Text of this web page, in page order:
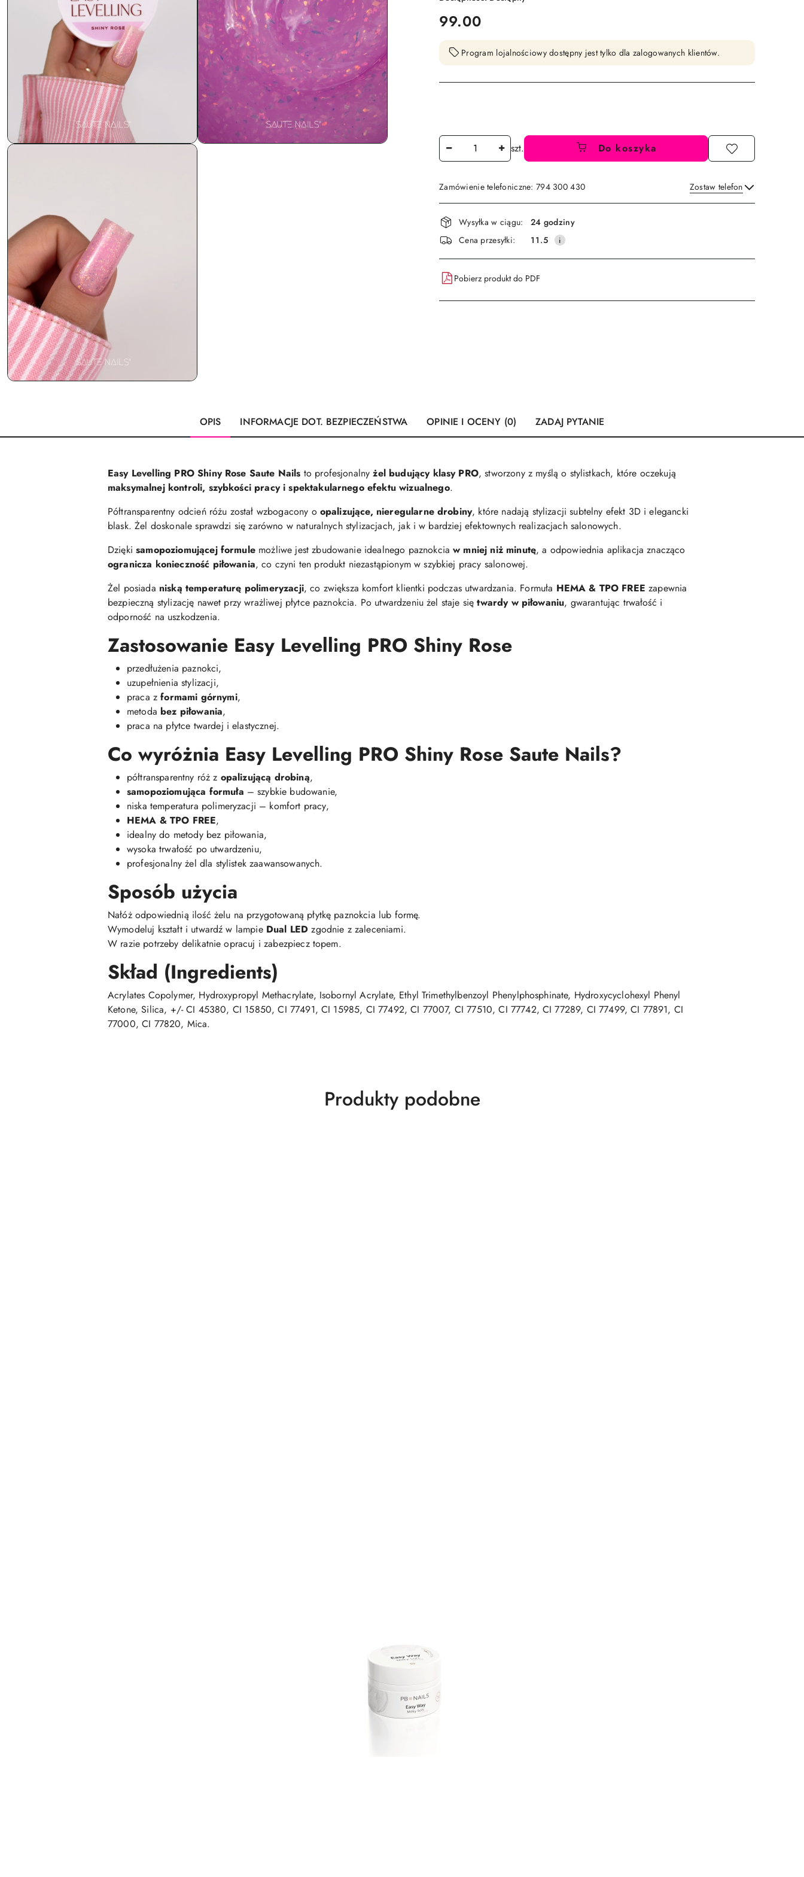
cena:
99.00
Program lojalnościowy dostępny jest tylko dla zalogowanych klientów.
Ilość szt. Do koszyka
Zamówienie telefoniczne: 794 300 430 Zostaw telefon
Wyślij
Dostępność
i
dostawa
Wysyłka w ciągu:
24 godziny
Cena przesyłki:
11.5
Pobierz produkt do PDF
OPIS INFORMACJE DOT. BEZPIECZEŃSTWA OPINIE I OCENY (0) ZADAJ PYTANIE
Easy Levelling PRO Shiny Rose Saute Nails to profesjonalnyżel budujący klasy PRO, stworzony z myślą o stylistkach, które oczekują
maksymalnej kontroli, szybkości pracy i spektakularnego efektu wizualnego.
Półtransparentny odcień różu został wzbogacony o opalizujące, nieregularne drobiny, które nadają stylizacji subtelny efekt 3D i elegancki
blask. Żel doskonale sprawdzi się zarówno w naturalnych stylizacjach, jak i w bardziej efektownych realizacjach salonowych.
Dziękisamopoziomującej formulemożliwe jest zbudowanie idealnego paznokciaw mniej niż minutę, a odpowiednia aplikacja znacząco
ogranicza konieczność piłowania, co czyni ten produkt niezastąpionym w szybkiej pracy salonowej.
Żel posiada niską temperaturę polimeryzacji, co zwiększa komfort klientki podczas utwardzania. Formuła HEMA & TPO FREE zapewnia
bezpieczną stylizację nawet przy wrażliwej płytce paznokcia. Po utwardzeniu żel staje siętwardy w piłowaniu, gwarantując trwałość i
odporność na uszkodzenia.
Zastosowanie Easy Levelling PRO Shiny Rose
przedłużenia paznokci,
uzupełnienia stylizacji,
praca zformami górnymi,
metoda bez piłowania,
praca na płytce twardej i elastycznej.
Co wyróżnia Easy Levelling PRO Shiny Rose Saute Nails?
półtransparentny róż z opalizującą drobiną,
samopoziomująca formuła – szybkie budowanie,
niska temperatura polimeryzacji – komfort pracy,
HEMA & TPO FREE,
idealny do metody bez piłowania,
wysoka trwałość po utwardzeniu,
profesjonalny żel dla stylistek zaawansowanych.
Sposób użycia
Nałóż odpowiednią ilość żelu na przygotowaną płytkę paznokcia lub formę.
Wymodeluj kształt i utwardź w lampie Dual LED zgodnie z zaleceniami.
W razie potrzeby delikatnie opracuj i zabezpiecz topem.
Skład (Ingredients)
Acrylates Copolymer, Hydroxypropyl Methacrylate, Isobornyl Acrylate, Ethyl Trimethylbenzoyl Phenylphosphinate, Hydroxycyclohexyl Phenyl
Ketone, Silica, +/- CI 45380, CI 15850, CI 77491, CI 15985, CI 77492, CI 77007, CI 77510, CI 77742, CI 77289, CI 77499, CI 77891, CI
77000, CI 77820, Mica.
Produkty
Produkty podobne